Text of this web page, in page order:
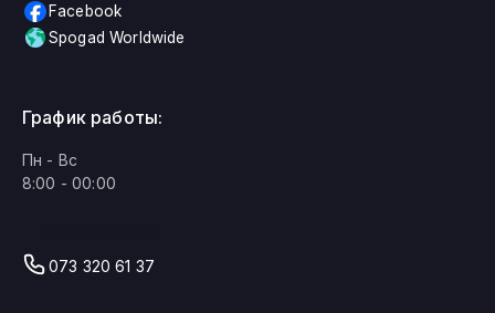
Facebook
Spogad Worldwide
График работы:
Пн - Вс
8:00 - 00:00
073 320 61 37